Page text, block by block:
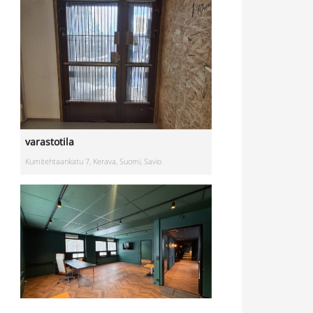
varastotila
Kumitehtaankatu 7, Kerava, Suomi, Savio
Toimistotila
Kivipyykintie 6, Vantaa, Suomi, Itä-Hakkila